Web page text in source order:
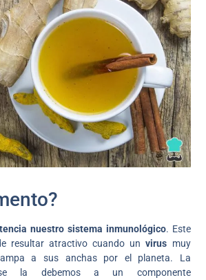
nuestro sistema inmunológico. Este
resultar atractivo cuando unvirus muy
a sus anchas por el planeta. La
la debemos a un componente